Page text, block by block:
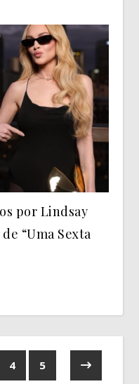
por Lindsay
“Uma Sexta
4 5